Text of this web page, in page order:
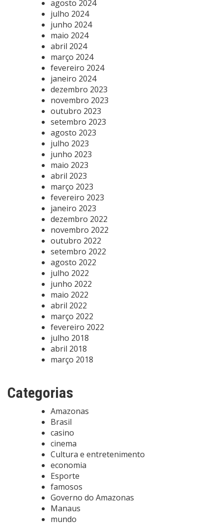
agosto 2024
julho 2024
junho 2024
maio 2024
abril 2024
março 2024
fevereiro 2024
janeiro 2024
dezembro 2023
novembro 2023
outubro 2023
setembro 2023
agosto 2023
julho 2023
junho 2023
maio 2023
abril 2023
março 2023
fevereiro 2023
janeiro 2023
dezembro 2022
novembro 2022
outubro 2022
setembro 2022
agosto 2022
julho 2022
junho 2022
maio 2022
abril 2022
março 2022
fevereiro 2022
julho 2018
abril 2018
março 2018
Categorias
Amazonas
Brasil
casino
cinema
Cultura e entretenimento
economia
Esporte
famosos
Governo do Amazonas
Manaus
mundo